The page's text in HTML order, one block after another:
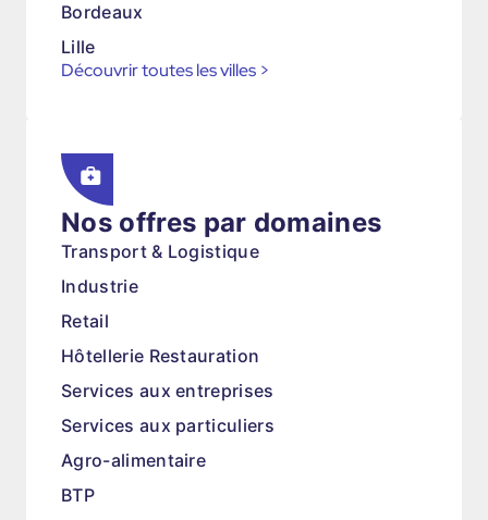
Bordeaux
Lille
Découvrir toutes les villes >
Nos offres par domaines
Transport & Logistique
Industrie
Retail
Hôtellerie Restauration
Services aux entreprises
Services aux particuliers
Agro-alimentaire
BTP